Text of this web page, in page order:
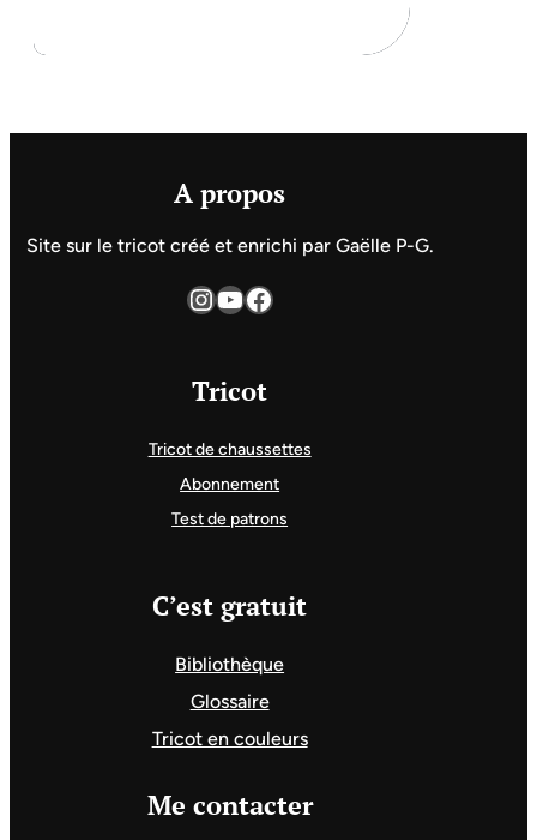
A propos
Site sur le tricot créé et enrichi par Gaëlle P-G.
InstagramYouTube Facebook
Tricot
Tricot de chaussettes
Abonnement
Test de patrons
C’est gratuit
Bibliothèque
Glossaire
Tricot en couleurs
Me contacter